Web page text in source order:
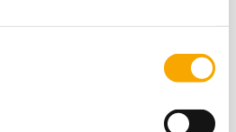
Juris Dilāns